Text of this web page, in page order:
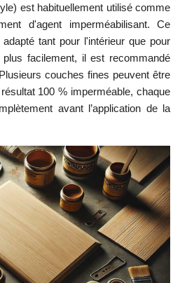
est habituellement utilisé comme
d'agent imperméabilisant. Ce
tant pour l'intérieur que pour
plus facilement, il est recommandé
couches fines peuvent être
100 % imperméable, chaque
avant l’application de la